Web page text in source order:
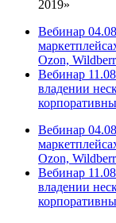
2019»
Вебинар
Ozon,
Вебинар
владении
Вебинар
Ozon,
Вебинар
владении